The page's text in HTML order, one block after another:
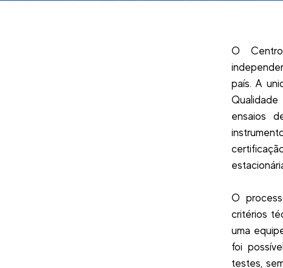
O
país. A
Qualidade
ensaios
O
critérios
uma
foi
testes,